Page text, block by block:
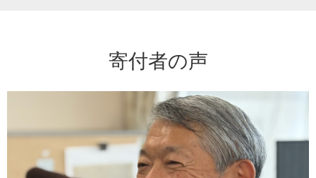
寄付者の声